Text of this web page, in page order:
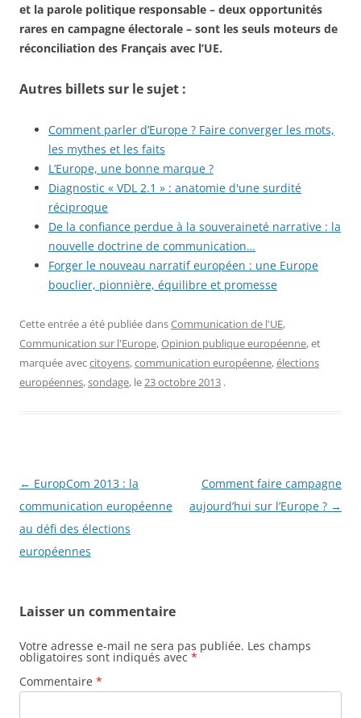
et la parole politique responsable – deux opportunités
rares en campagne électorale – sont les seuls moteurs de
réconciliation des Français avec l’UE.
Autres billets sur le sujet :
Comment parler d’Europe ? Faire converger les mots,
les mythes et les faits
L’Europe, une bonne marque ?
Diagnostic « VDL 2.1 » : anatomie d'une surdité
réciproque
De la confiance perdue à la souveraineté narrative : la
nouvelle doctrine de communication…
Forger le nouveau narratif européen : une Europe
bouclier, pionnière, équilibre et promesse
Cette entrée a été publiée dansCommunication de l'UE,
Communication sur l'Europe,Opinion publique européenne, et
marquée aveccitoyens,communication européenne,élections
européennes,sondage, le 23 octobre 2013 .
Navigation
des
articles
← EuropCom 2013 : la
communication européenne
au défi des élections
européennes
Comment faire campagne
aujourd’hui sur l’Europe ? →
Laisser un commentaire
Votre adresse e-mail ne sera pas publiée. Les champs
obligatoires sont indiqués avec *
Commentaire *